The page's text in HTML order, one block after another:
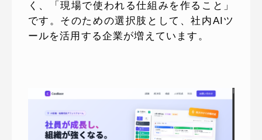
く、「現場で使われる仕組みを作ること」
です。そのための選択肢として、社内AIツ
ールを活用する企業が増えています。